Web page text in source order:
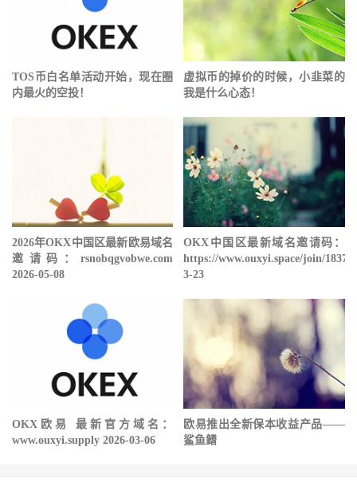
TOS币白名单活动开始，现在圈
内最火的空投！
虚拟币的掉价的时候，小韭菜的
我是什么心态！
2026年OKX中国区最新欧易域名
邀请码：rsnobqgvobwe.com
2026-05-08
OKX中国区最新域名邀请码：
https://www.ouxyi.space/join/
3-23
OKX欧易 最新官方域名：
www.ouxyi.supply 2026-03-06
欧易推出全新保本收益产品——
鲨鱼鳍